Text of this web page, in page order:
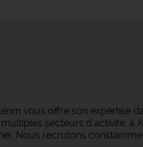
vous offre son expertise
secteurs d'activité, à
Nous recrutons